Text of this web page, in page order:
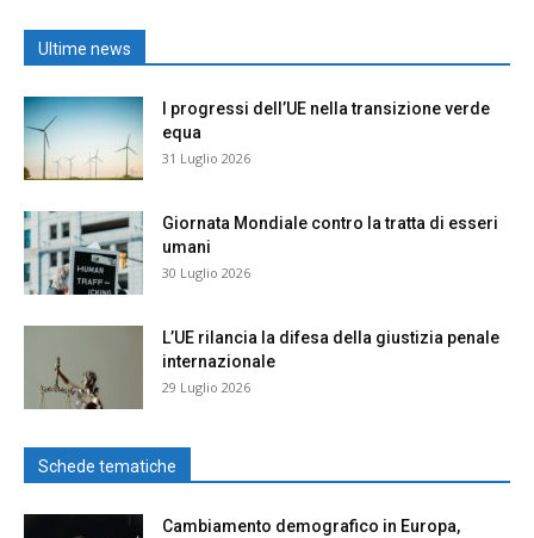
Ultime news
I progressi dell’UE nella transizione verde
equa
31 Luglio 2026
Giornata Mondiale contro la tratta di esseri
umani
30 Luglio 2026
L’UE rilancia la difesa della giustizia penale
internazionale
29 Luglio 2026
Schede tematiche
Cambiamento demografico in Europa,